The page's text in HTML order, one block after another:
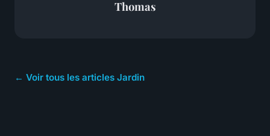
Thomas
← Voir tous les articles Jardin